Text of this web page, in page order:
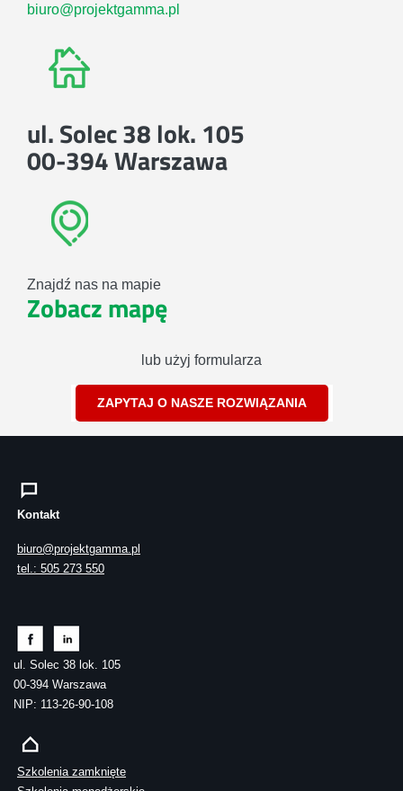
biuro@projektgamma.pl
ul. Solec 38 lok. 105
00-394 Warszawa
Znajdź nas na mapie
Zobacz mapę
lub użyj formularza
ZAPYTAJ O NASZE ROZWIĄZANIA
Kontakt
biuro@projektgamma.pl
tel.: 505 273 550
ul. Solec 38 lok. 105
00-394 Warszawa
NIP: 113-26-90-108
Szkolenia zamknięte